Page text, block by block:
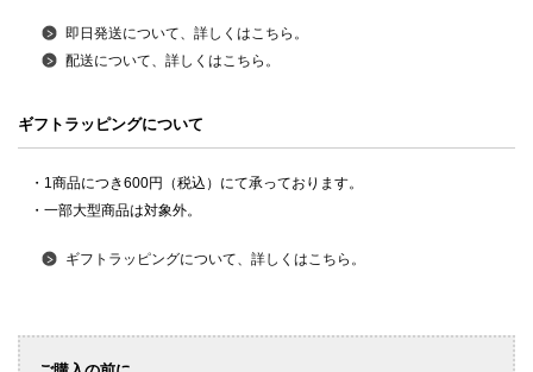
即日発送について、詳しくはこちら。
配送について、詳しくはこちら。
ギフトラッピングについて
・1商品につき600円（税込）にて承っております。
・一部大型商品は対象外。
ギフトラッピングについて、詳しくはこちら。